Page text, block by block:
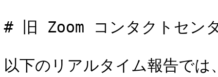
# 旧 Zoom コンタクトセン
以下のリアルタイム報告で